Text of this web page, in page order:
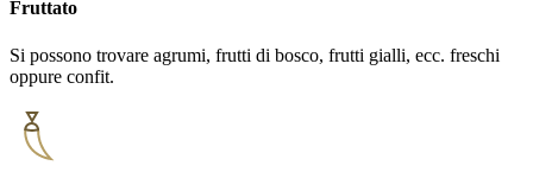
Fruttato
Si possono trovare agrumi, frutti di bosco, frutti gialli, ecc. freschi
oppure confit.